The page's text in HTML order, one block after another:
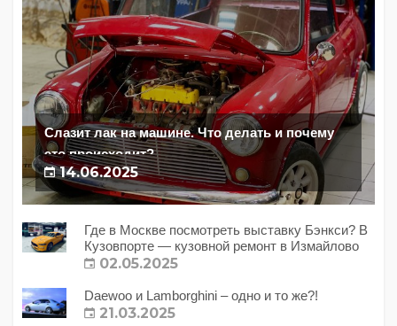
Слазит лак на машине. Что делать и почему
это происходит?
14.06.2025
Где в Москве посмотреть выставку Бэнкси? В
Кузовпорте — кузовной ремонт в Измайлово
02.05.2025
Daewoo и Lamborghini – одно и то же?!
21.03.2025